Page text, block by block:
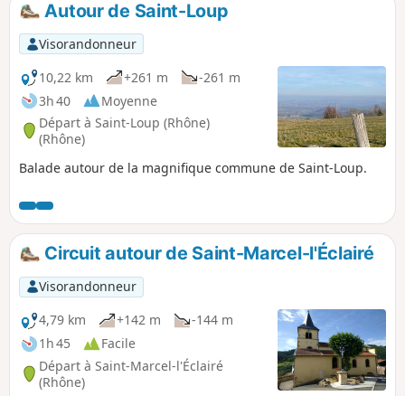
Autour de Saint-Loup
Visorandonneur
10,22 km
+261 m
-261 m
3h 40
Moyenne
Départ à Saint-Loup (Rhône)
(Rhône)
Balade autour de la magnifique commune de Saint-Loup.
Circuit autour de Saint-Marcel-l'Éclairé
Visorandonneur
4,79 km
+142 m
-144 m
1h 45
Facile
Départ à Saint-Marcel-l'Éclairé
(Rhône)